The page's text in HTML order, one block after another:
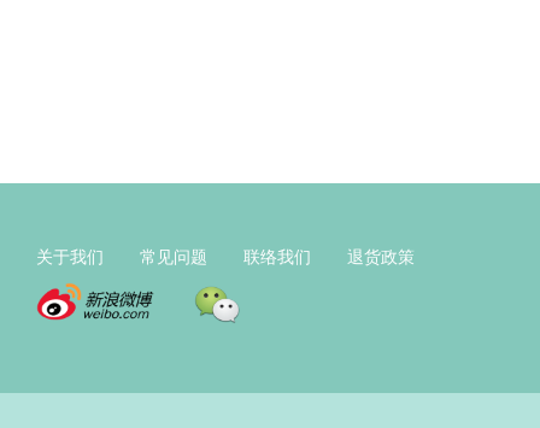
关于我们 常见问题 联络我们 退货政策